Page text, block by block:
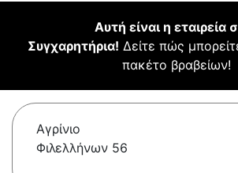
Αυτή είναι η εταιρεία
Συγχαρητήρια! Δείτε πώς
πακέτο βραβείων!
Αγρίνιο
Φιλελλήνων 56